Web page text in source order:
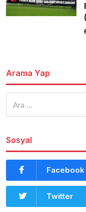
Arama Yap
Sosyal
Facebook
Twitter